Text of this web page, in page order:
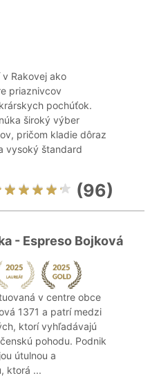
v Rakovej ako
priaznivcov
pochúťok.
široký výber
pričom kladie dôraz
vysoký štandard
(96)
- Espreso Bojková
v centre obce
1371 a patrí medzi
ktorí vyhľadávajú
pohodu. Podnik
útulnou a
ktorá ...